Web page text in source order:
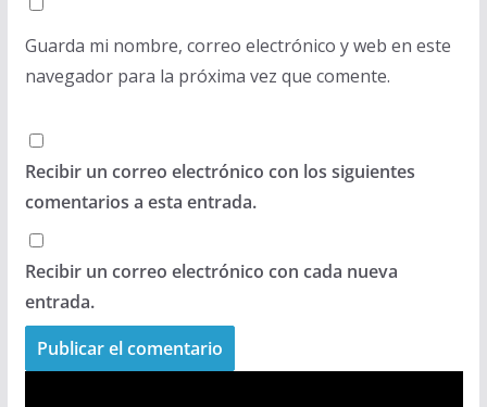
Guarda mi nombre, correo electrónico y web en este
navegador para la próxima vez que comente.
Recibir un correo electrónico con los siguientes
comentarios a esta entrada.
Recibir un correo electrónico con cada nueva
entrada.